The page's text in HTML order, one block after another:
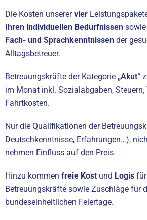
Die Kosten unserervier
Ihren individuellen Bedürfnissen
Fach- und Sprachkenntnissen der
Alltagsbetreuer.
Betreuungskräfte der Kategorie „Akut“
im Monat inkl. Sozialabgaben, Steuern,
Fahrtkosten.
Nur die Qualifikationen der
Deutschkenntnisse, Erfahrungen…),
nehmen Einfluss auf den Preis.
Hinzu kommen freie Kost und Logis
Betreuungskräfte sowie Zuschläge für
bundeseinheitlichen Feiertage.